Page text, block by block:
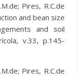
Pires, R.C.de
and bean size
and soil
v.33, p.145-
Pires, R.C.de